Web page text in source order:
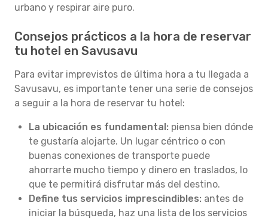
urbano y respirar aire puro.
Consejos prácticos a la hora de reservar
tu hotel en Savusavu
Para evitar imprevistos de última hora a tu llegada a
Savusavu, es importante tener una serie de consejos
a seguir a la hora de reservar tu hotel:
La ubicación es fundamental: piensa bien dónde
te gustaría alojarte. Un lugar céntrico o con
buenas conexiones de transporte puede
ahorrarte mucho tiempo y dinero en traslados, lo
que te permitirá disfrutar más del destino.
Define tus servicios imprescindibles: antes de
iniciar la búsqueda, haz una lista de los servicios